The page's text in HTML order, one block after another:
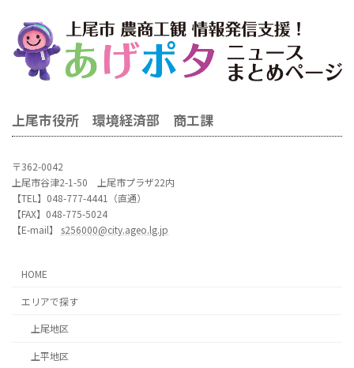
上尾市役所 環境経済部 商工課
〒362-0042
上尾市谷津2-1-50 上尾市プラザ22内
【TEL】048-777-4441（直通）
【FAX】048-775-5024
【E-mail】 s256000@city.ageo.lg.jp
HOME
エリアで探す
上尾地区
上平地区